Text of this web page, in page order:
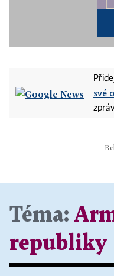
své
Téma:
republiky